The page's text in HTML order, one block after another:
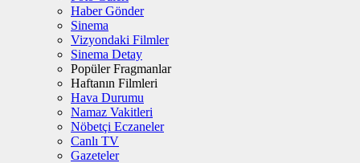
Haber Gönder
Sinema
Vizyondaki Filmler
Sinema Detay
Popüler Fragmanlar
Haftanın Filmleri
Hava Durumu
Namaz Vakitleri
Nöbetçi Eczaneler
Canlı TV
Gazeteler